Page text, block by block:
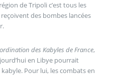
de Tripoli c’est tous les
des bombes lancées
des Kabyles de France,
en Libye pourrait
Pour lui, les combats en